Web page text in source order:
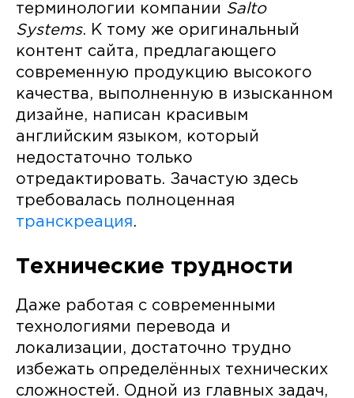
терминологии компании Salto
Systems. К тому же оригинальный
контент сайта, предлагающего
современную продукцию высокого
качества, выполненную в изысканном
дизайне, написан красивым
английским языком, который
недостаточно только
отредактировать. Зачастую здесь
требовалась полноценная
транскреация.
Технические трудности
Даже работая с современными
технологиями перевода и
локализации, достаточно трудно
избежать определённых технических
сложностей. Одной из главных задач,